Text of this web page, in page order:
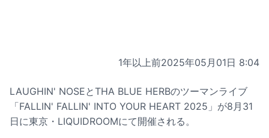
1年以上前2025年05月01日 8:04
LAUGHIN' NOSEとTHA BLUE HERBのツーマンライブ
「FALLIN' FALLIN' INTO YOUR HEART 2025」が8月31
日に東京・LIQUIDROOMにて開催される。